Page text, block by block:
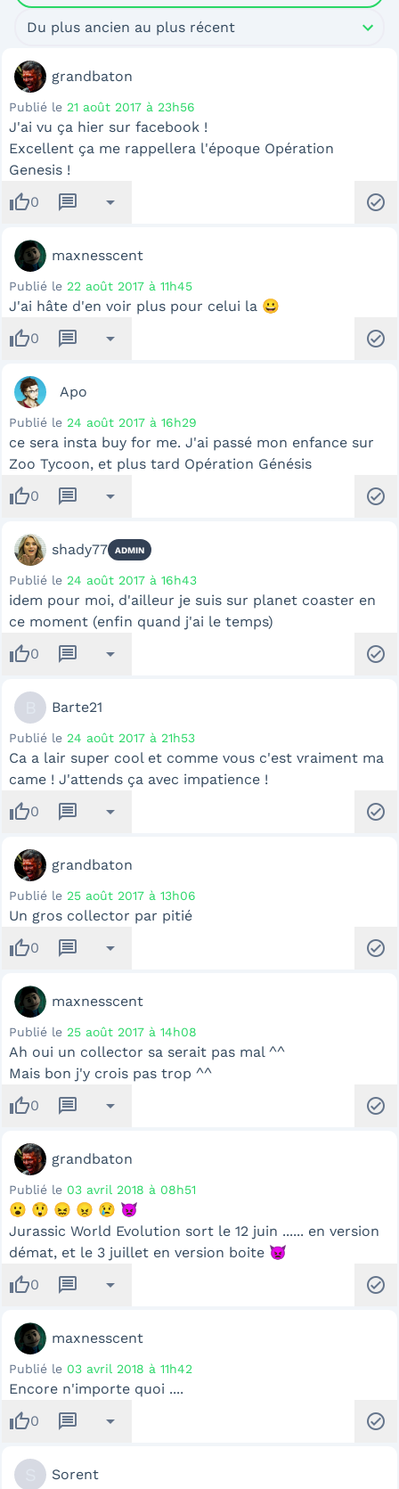
Du plus ancien au plus récent
grandbaton
Publié le 21 août 2017 à 23h56
J'ai vu ça hier sur facebook !
Excellent ça me rappellera l'époque Opération
Genesis !
thumb_up0 message arrow_drop_down check_circle
maxnesscent
Publié le 22 août 2017 à 11h45
J'ai hâte d'en voir plus pour celui la 😀
thumb_up0 message arrow_drop_down check_circle
Apo
Publié le 24 août 2017 à 16h29
ce sera insta buy for me. J'ai passé mon enfance sur
Zoo Tycoon, et plus tard Opération Génésis
thumb_up0 message arrow_drop_down check_circle
shady77 ADMIN
Publié le 24 août 2017 à 16h43
idem pour moi, d'ailleur je suis sur planet coaster en
ce moment (enfin quand j'ai le temps)
thumb_up0 message arrow_drop_down check_circle
Barte21
Publié le 24 août 2017 à 21h53
Ca a lair super cool et comme vous c'est vraiment ma
came ! J'attends ça avec impatience !
thumb_up0 message arrow_drop_down check_circle
grandbaton
Publié le 25 août 2017 à 13h06
Un gros collector par pitié
thumb_up0 message arrow_drop_down check_circle
maxnesscent
Publié le 25 août 2017 à 14h08
Ah oui un collector sa serait pas mal ^^
Mais bon j'y crois pas trop ^^
thumb_up0 message arrow_drop_down check_circle
grandbaton
Publié le 03 avril 2018 à 08h51
😮 😲 😖 😠 😢 👿
Jurassic World Evolution sort le 12 juin ...... en version
démat, et le 3 juillet en version boite 👿
thumb_up0 message arrow_drop_down check_circle
maxnesscent
Publié le 03 avril 2018 à 11h42
Encore n'importe quoi ....
thumb_up0 message arrow_drop_down check_circle
Sorent